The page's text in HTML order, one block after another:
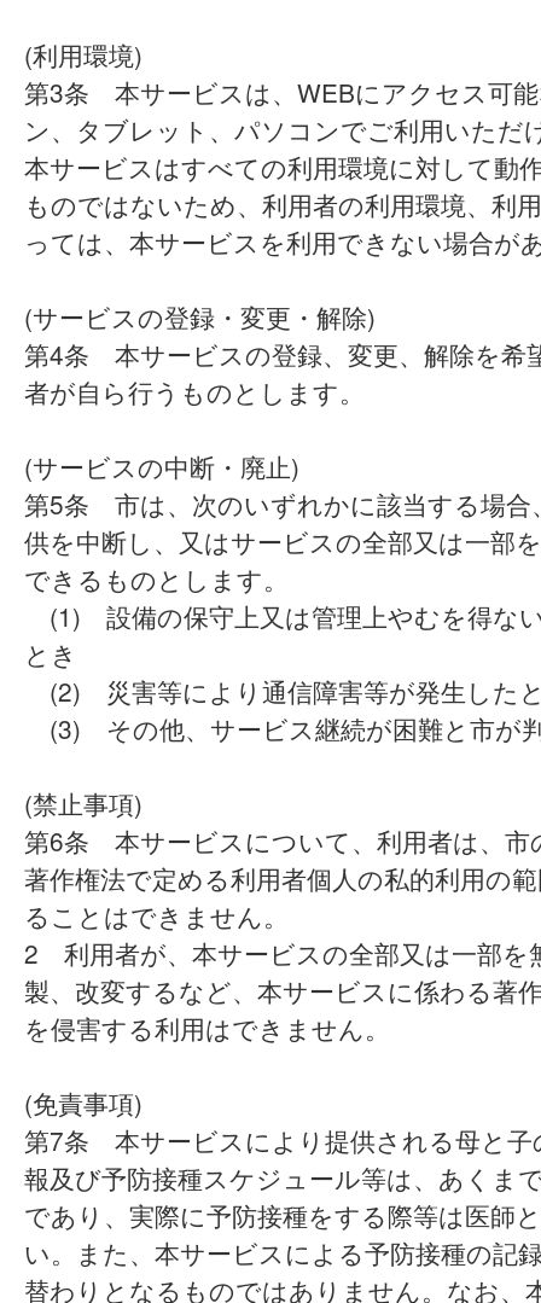
(利用環境)
第3条 本サービスは、WEBにアクセス可
ン、タブレット、パソコンでご利用いただ
本サービスはすべての利用環境に対して動
ものではないため、利用者の利用環境、利
っては、本サービスを利用できない場合が
(サービスの登録・変更・解除)
第4条 本サービスの登録、変更、解除を希
者が自ら行うものとします。
(サービスの中断・廃止)
第5条 市は、次のいずれかに該当する場合
供を中断し、又はサービスの全部又は一部
できるものとします。
(1) 設備の保守上又は管理上やむを得な
とき
(2) 災害等により通信障害等が発生した
(3) その他、サービス継続が困難と市が
(禁止事項)
第6条 本サービスについて、利用者は、市
著作権法で定める利用者個人の私的利用の
ることはできません。
2 利用者が、本サービスの全部又は一部を
製、改変するなど、本サービスに係わる著
を侵害する利用はできません。
(免責事項)
第7条 本サービスにより提供される母と子
報及び予防接種スケジュール等は、あくま
であり、実際に予防接種をする際等は医師
い。また、本サービスによる予防接種の記
替わりとなるものではありません。なお、